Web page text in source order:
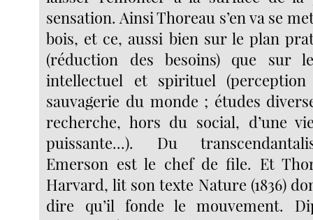
sensation. Ainsi Thoreau s’en va se
bois, et ce, aussi bien sur le plan
(réduction des besoins) que sur
intellectuel et spirituel
sauvagerie du monde ; études
recherche, hors du social, d’une
puissante...). Du
Emerson est le chef de file. Et
Harvard, lit son texte Nature (1836)
dire qu’il fonde le mouvement.